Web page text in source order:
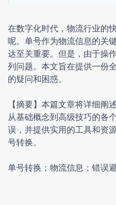
在数字化时代，物流行业的
呢。单号作为物流信息的关
达至关重要。但是，由于操
列问题。本文旨在提供一份
的疑问和困惑。
【摘要】本篇文章将详细阐
从基础概念到高级技巧的各
误，并提供实用的工具和资
号转换。
单号转换；物流信息；错误